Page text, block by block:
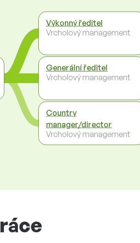
Výkonný ředitel
Vrcholový management
Generální ředitel
Vrcholový management
Country
manager/director
Vrcholový management